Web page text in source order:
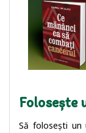
Să folosești un